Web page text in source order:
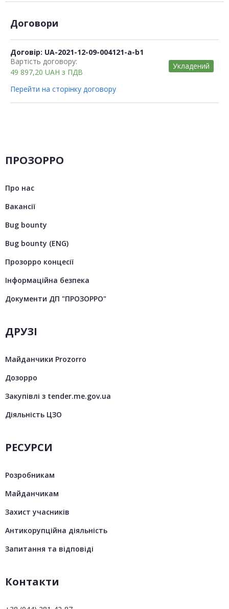
Договори
Договір: UA-2021-12-09-004121-a-b1
Вартість договору:
49 897,20 UAH з ПДВ
Укладений
Перейти на сторінку договору
ПРОЗОРРО
Про нас
Вакансії
Bug bounty
Bug bounty (ENG)
Прозорро концесії
Інформаційна безпека
Документи ДП "ПРОЗОРРО"
ДРУЗІ
Майданчики Prozorro
Дозорро
Закупівлі з tender.me.gov.ua
Діяльність ЦЗО
РЕСУРСИ
Розробникам
Майданчикам
Захист учасників
Антикорупційна діяльність
Запитання та відповіді
Контакти